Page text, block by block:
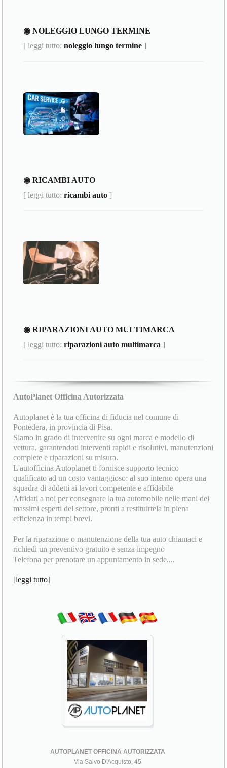
◉ NOLEGGIO LUNGO TERMINE
[ leggi tutto:noleggio lungo termine ]
◉ RICAMBI AUTO
[ leggi tutto:ricambi auto ]
◉ RIPARAZIONI AUTO MULTIMARCA
[ leggi tutto:riparazioni auto multimarca ]
AutoPlanet Officina Autorizzata
Autoplanet è la tua officina di fiducia nel comune di
Pontedera, in provincia di Pisa.
Siamo in grado di intervenire su ogni marca e modello di
vettura, garantendoti interventi rapidi e risolutivi, manutenzioni
complete e riparazioni su misura.
L'autofficina Autoplanet ti fornisce supporto tecnico
qualificato ad un costo vantaggioso: al suo interno opera una
squadra di addetti ai lavori competente e affidabile
Affidati a noi per consegnare la tua automobile nelle mani dei
massimi esperti del settore, pronti a restituirtela in piena
efficienza in tempi brevi.
Per la riparazione o manutenzione della tua auto chiamaci e
richiedi un preventivo gratuito e senza impegno
Telefona per prenotare un appuntamento in sede....
[leggi tutto]
AUTOPLANET OFFICINA AUTORIZZATA
Via Salvo D'Acquisto, 45